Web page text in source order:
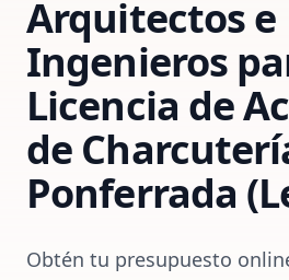
Arquitectos e
Ingenieros
Licencia de
de
Ponferrada
Obtén tu presupuesto